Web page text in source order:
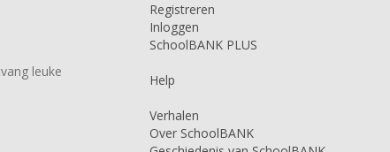
leuke
Registreren
Inloggen
SchoolBANK PLUS
Help
Verhalen
Over SchoolBANK